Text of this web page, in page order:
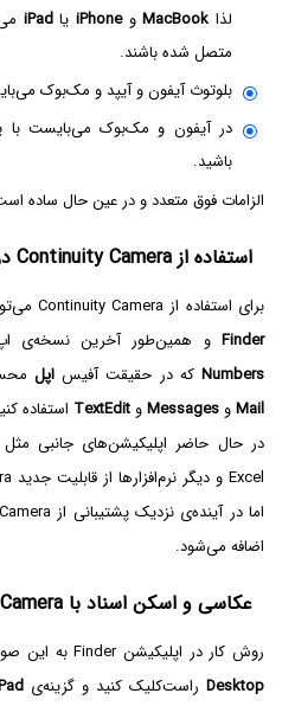
لذا MacBookوiPhone یاiPad
متصل شده باشند.
بلوتوث آیفون و آیپد و مک‌بوک
در آیفون و مک‌بوک می‌بایست
باشید.
الزامات فوق متعدد و در عین حال ساده
استفاده از Continuity Camera در اپلیکیشن‌های مک
برای استفاده از Continuity Camera می‌توانید از اپلیکیشن مدیریت فایل یعنی
Finderو همین‌طور آخرین نسخه‌ی
Numbers که در حقیقت آفیس اپل
Mailو Messagesو TextEdit استفاده
اضافه می‌شود.
عکاسی و اسکن اسناد با Continuity Camera در Finder
روش کار در اپلیکیشن Finder به این صورت است: در پنجره‌ی
Desktopراست‌کلیک کنید و گزینه‌ی